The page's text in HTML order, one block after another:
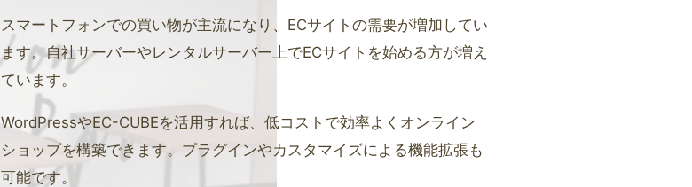
スマートフォンでの買い物が主流になり、ECサイトの需要が増加してい
ます。自社サーバーやレンタルサーバー上でECサイトを始める方が増え
ています。
WordPressやEC-CUBEを活用すれば、低コストで効率よくオンライン
ショップを構築できます。プラグインやカスタマイズによる機能拡張も
可能です。